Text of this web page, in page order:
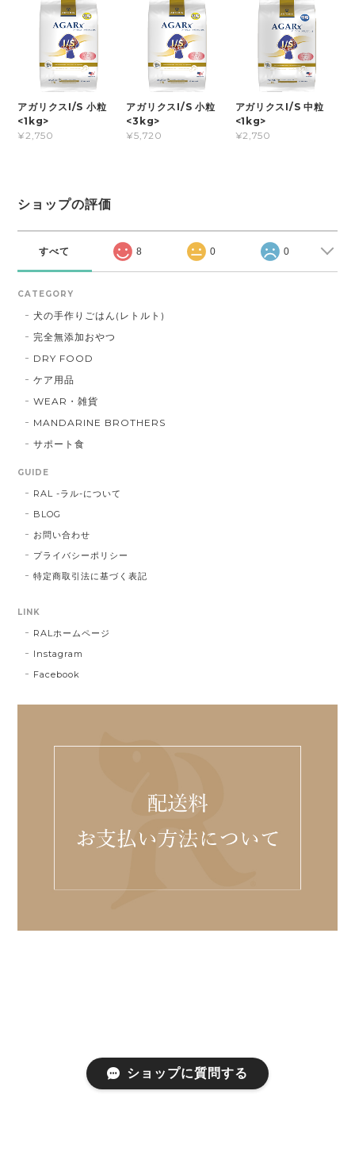
アガリクスI/S 小粒
<1kg>
¥2,750
アガリクスI/S 小粒
<3kg>
¥5,720
アガリクスI/S 中粒
<1kg>
¥2,750
ショップの評価
すべて 8 0 0
CATEGORY
犬の手作りごはん(レトルト)
完全無添加おやつ
DRY FOOD
ケア用品
WEAR・雑貨
MANDARINE BROTHERS
サポート食
GUIDE
RAL -ラル-について
BLOG
お問い合わせ
プライバシーポリシー
特定商取引法に基づく表記
LINK
RALホームページ
Instagram
Facebook
ショップに質問する